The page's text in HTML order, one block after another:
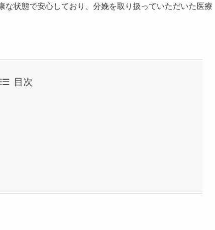
状態で安心しており、分娩を取り扱っていただいた医療
目次